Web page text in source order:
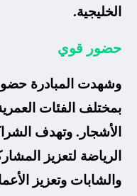
الخليجية.
حضور قوي
وشهدت المبادرة
بمختلف الفئات
الأشجار. وتهدف
الرياضة لتعزيز
والشابات وتعزيز